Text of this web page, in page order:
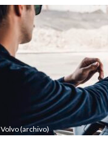
Volvo (archivo)